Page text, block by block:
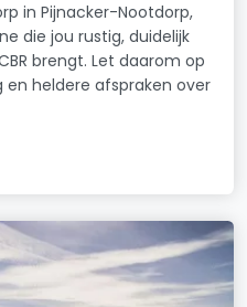
in Pijnacker-Nootdorp,
die jou rustig, duidelijk
brengt. Let daarom op
heldere afspraken over